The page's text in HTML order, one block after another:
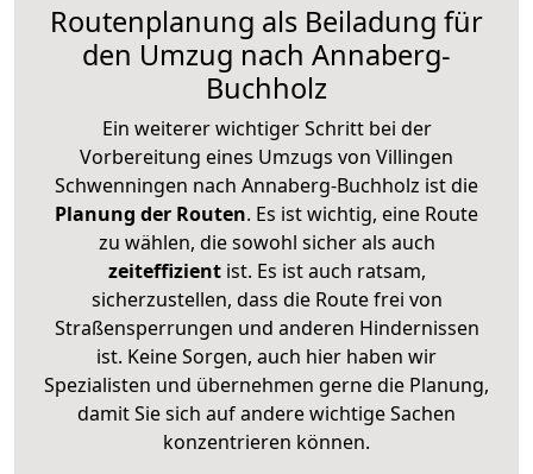
Routenplanung als Beiladung für
den Umzug nach Annaberg-
Buchholz
Ein weiterer wichtiger Schritt bei der
Vorbereitung eines Umzugs von Villingen
Schwenningen nach Annaberg-Buchholz ist die
Planung der Routen. Es ist wichtig, eine Route
zu wählen, die sowohl sicher als auch
zeiteffizientist. Es ist auch ratsam,
sicherzustellen, dass die Route frei von
Straßensperrungen und anderen Hindernissen
ist. Keine Sorgen, auch hier haben wir
Spezialisten und übernehmen gerne die Planung,
damit Sie sich auf andere wichtige Sachen
konzentrieren können.